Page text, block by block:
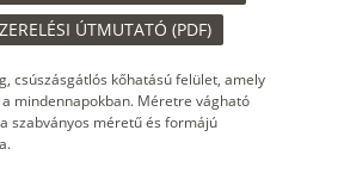
ÚTMUTATÓ (PDF)
csúszásgátlós kőhatású felület, amely
mindennapokban. Méretre vágható
szabványos méretű és formájú